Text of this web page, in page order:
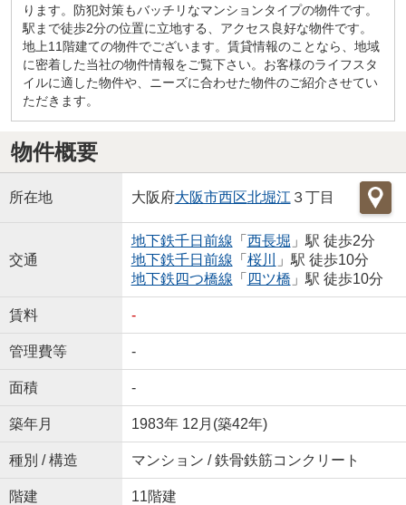
ります。防犯対策もバッチリなマンションタイプの物件です。
駅まで徒歩2分の位置に立地する、アクセス良好な物件です。
地上11階建ての物件でございます。賃貸情報のことなら、地域
に密着した当社の物件情報をご覧下さい。お客様のライフスタ
イルに適した物件や、ニーズに合わせた物件のご紹介させてい
ただきます。
物件概要
所在地 大阪府大阪市西区北堀江 ３丁目
交通
地下鉄千日前線 「 西長堀 」駅 徒歩2分
地下鉄千日前線 「 桜川
」駅 徒歩10分
地下鉄四つ橋線 「 四ツ橋 」駅 徒歩10分
賃料 -
管理費等 -
面積 -
築年月 1983年 12月(築42年)
種別 / 構造 マンション / 鉄骨鉄筋コンクリート
階建 11階建